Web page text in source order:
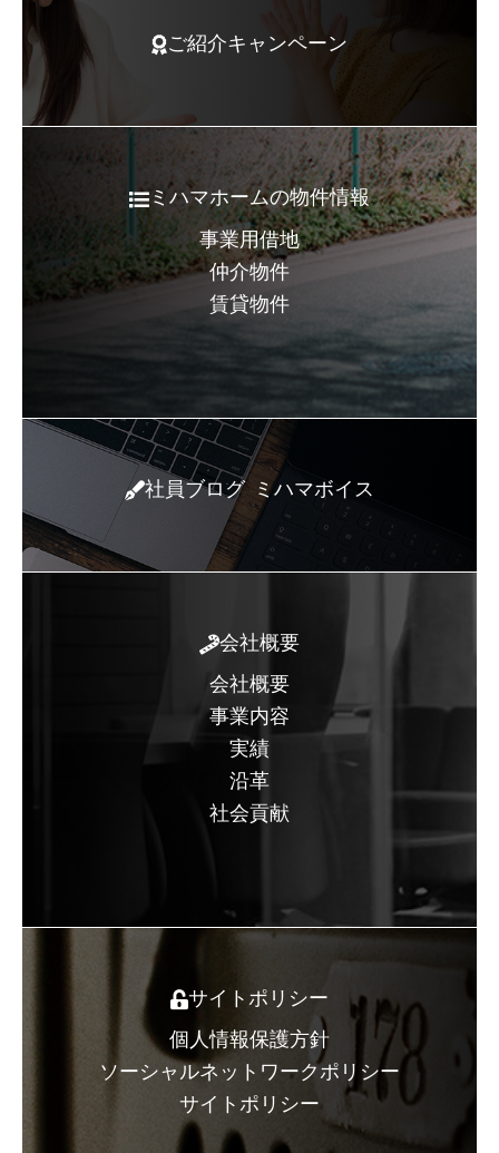
ご紹介キャンペーン
ミハマホームの物件情報
事業用借地
仲介物件
賃貸物件
社員ブログ ミハマボイス
会社概要
会社概要
事業内容
実績
沿革
社会貢献
サイトポリシー
個人情報保護方針
ソーシャルネットワークポリシー
サイトポリシー